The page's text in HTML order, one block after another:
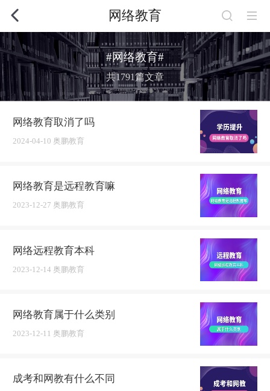
网络教育
#网络教育#
共1791篇文章
网络教育取消了吗
2024-04-10 奥鹏教育
网络教育是远程教育嘛
2023-12-27 奥鹏教育
网络远程教育本科
2023-12-14 奥鹏教育
网络教育属于什么类别
2023-12-11 奥鹏教育
成考和网教有什么不同